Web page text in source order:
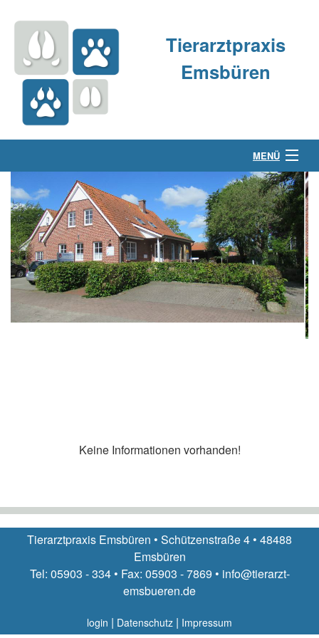
Tierarztpraxis
Emsbüren
MENÜ
Über uns
Kleintierpraxis
Großtierpraxis
Kontakt & Anfahrt
Keine Informationen vorhanden!
Tierarztpraxis Emsbüren • Schützenstraße 4 • 48488
Emsbüren
Tel: 05903 - 334 • Fax: 05903 - 7869 • info@tierarzt-
emsbueren.de
login | Datenschutz | Impressum